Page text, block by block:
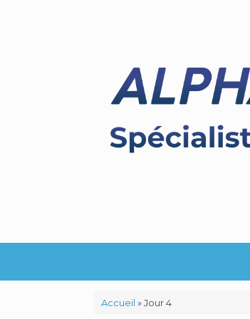
Accueil »Jour 4